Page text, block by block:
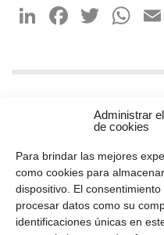
Administrar
de cookies
Para brindar las mejores
como cookies para
dispositivo. El
procesar datos como su
identificaciones únicas en
LinkedIn
member of CAREL